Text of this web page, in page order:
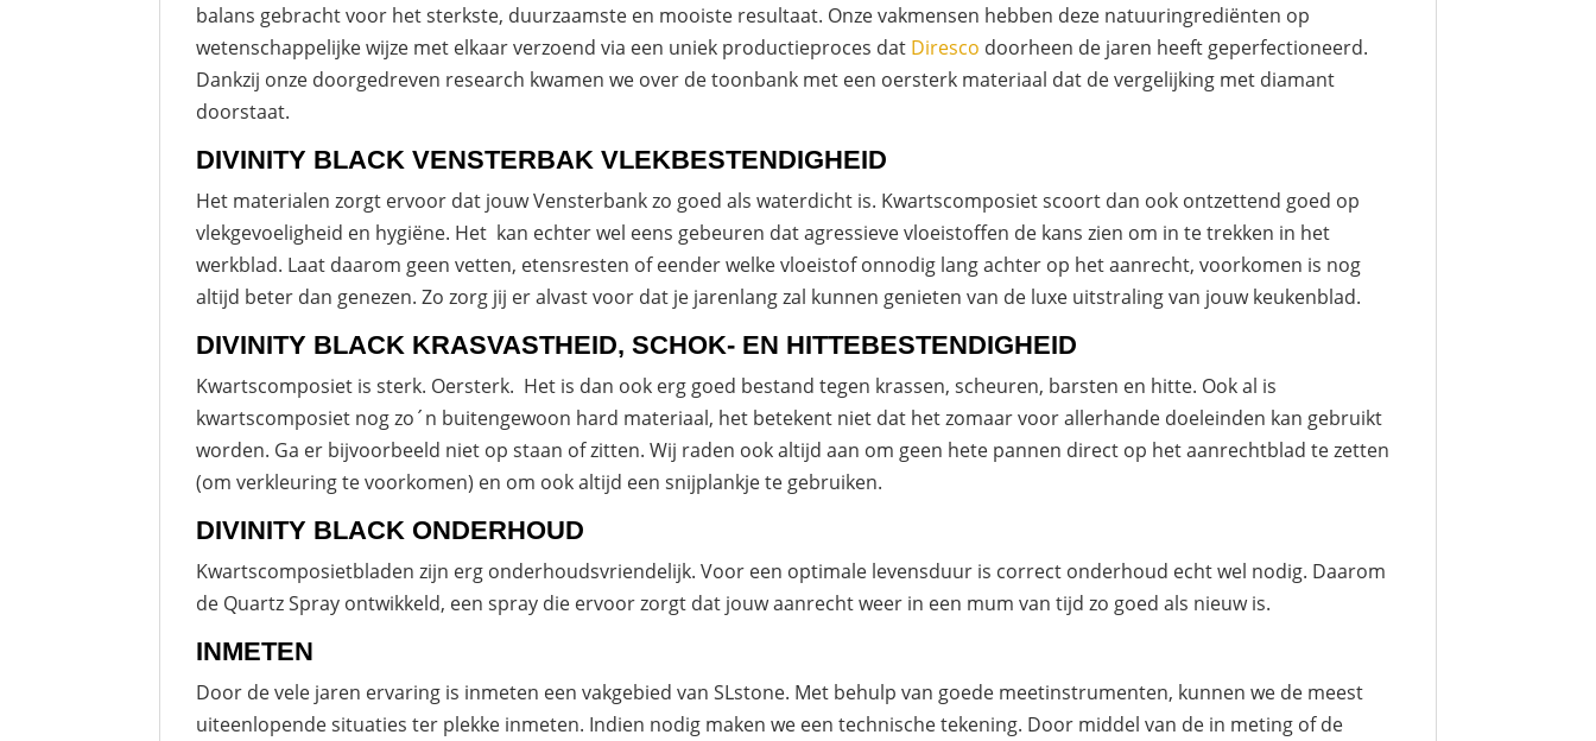
balans gebracht voor het sterkste, duurzaamste en mooiste resultaat. Onze vakmensen hebben deze natuuringrediënten op
wetenschappelijke wijze met elkaar verzoend via een uniek productieproces dat Diresco doorheen de jaren heeft geperfectioneerd.
Dankzij onze doorgedreven research kwamen we over de toonbank met een oersterk materiaal dat de vergelijking met diamant
doorstaat.
DIVINITY BLACK VENSTERBAK VLEKBESTENDIGHEID
Het materialen zorgt ervoor dat jouw Vensterbank zo goed als waterdicht is. Kwartscomposiet scoort dan ook ontzettend goed op
vlekgevoeligheid en hygiëne. Het kan echter wel eens gebeuren dat agressieve vloeistoffen de kans zien om in te trekken in het
werkblad. Laat daarom geen vetten, etensresten of eender welke vloeistof onnodig lang achter op het aanrecht, voorkomen is nog
altijd beter dan genezen. Zo zorg jij er alvast voor dat je jarenlang zal kunnen genieten van de luxe uitstraling van jouw keukenblad.
DIVINITY BLACK KRASVASTHEID, SCHOK- EN HITTEBESTENDIGHEID
Kwartscomposiet is sterk. Oersterk. Het is dan ook erg goed bestand tegen krassen, scheuren, barsten en hitte. Ook al is
kwartscomposiet nog zo´n buitengewoon hard materiaal, het betekent niet dat het zomaar voor allerhande doeleinden kan gebruikt
worden. Ga er bijvoorbeeld niet op staan of zitten. Wij raden ook altijd aan om geen hete pannen direct op het aanrechtblad te zetten
(om verkleuring te voorkomen) en om ook altijd een snijplankje te gebruiken.
DIVINITY BLACK ONDERHOUD
Kwartscomposietbladen zijn erg onderhoudsvriendelijk. Voor een optimale levensduur is correct onderhoud echt wel nodig. Daarom
de Quartz Spray ontwikkeld, een spray die ervoor zorgt dat jouw aanrecht weer in een mum van tijd zo goed als nieuw is.
INMETEN
Door de vele jaren ervaring is inmeten een vakgebied van SLstone. Met behulp van goede meetinstrumenten, kunnen we de meest
uiteenlopende situaties ter plekke inmeten. Indien nodig maken we een technische tekening. Door middel van de in meting of de